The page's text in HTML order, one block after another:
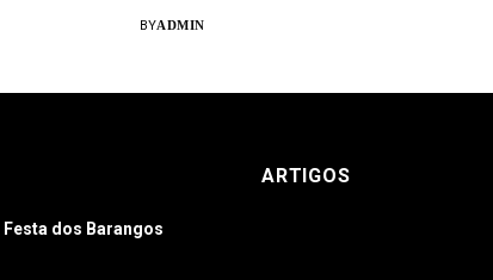
BYADMIN
Festa dos Barangos
ARTIGOS